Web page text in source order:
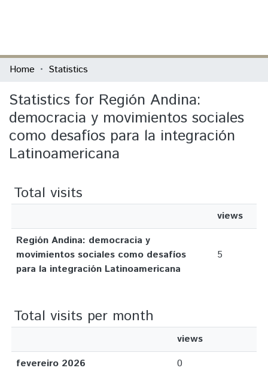
Communities & Collections
All of DSpace
Home Statistics
Statistics for Región Andina:
democracia y movimientos sociales
como desafíos para la integración
Latinoamericana
Total visits
views
Región Andina: democracia y
movimientos sociales como desafíos
para la integración Latinoamericana
5
Total visits per month
views
fevereiro 2026
0